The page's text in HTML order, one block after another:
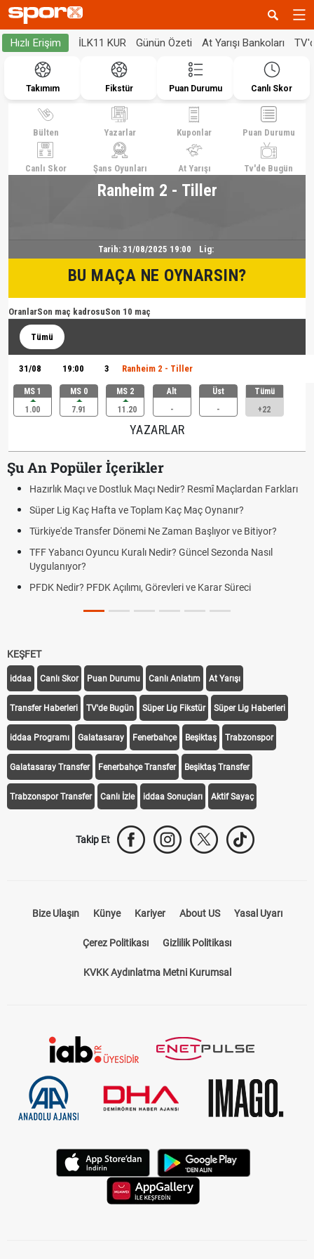
Hızlı Erişim İLK11 KUR Günün Özeti At Yarışı Bankoları
Takımım Fikstür Puan Durumu Canlı Skor
Bülten Yazarlar Kuponlar Puan Durumu
Canlı Skor Şans Oyunları At Yarışı Tv'de Bugün
Ranheim 2 - Tiller
Tarih: 31/08/2025 19:00 Lig:
BU MAÇA NE OYNARSIN?
OranlarSon maç kadrosuSon 10 maç
Tümü
31/08 19:00 3 Ranheim 2 - Tiller
MS 1
1.00
MS 0
7.91
MS 2
11.20
Alt
-
Üst
-
Tümü
+22
YAZARLAR
Şu An Popüler İçerikler
Hazırlık Maçı ve Dostluk Maçı Nedir? Resmî Maçlardan Farkları
Süper Lig Kaç Hafta ve Toplam Kaç Maç Oynanır?
Türkiye'de Transfer Dönemi Ne Zaman Başlıyor ve Bitiyor?
TFF Yabancı Oyuncu Kuralı Nedir? Güncel Sezonda Nasıl
Uygulanıyor?
PFDK Nedir? PFDK Açılımı, Görevleri ve Karar Süreci
KEŞFET
iddaa Canlı Skor Puan Durumu Canlı Anlatım At Yarışı
Transfer Haberleri TV'de Bugün Süper Lig Fikstür Süper Lig Haberleri
iddaa Programı Galatasaray Fenerbahçe Beşiktaş Trabzonspor
Galatasaray Transfer Fenerbahçe Transfer Beşiktaş Transfer
Trabzonspor Transfer Canlı İzle iddaa Sonuçları Aktif Sayaç
Takip Et
Bize Ulaşın Künye Kariyer About US Yasal Uyarı
Çerez Politikası Gizlilik Politikası
KVKK Aydınlatma Metni Kurumsal